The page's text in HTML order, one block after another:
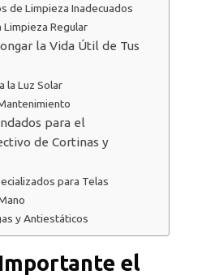
de Limpieza Inadecuados
Limpieza Regular
la Vida Útil de Tus
la Luz Solar
para el
de Cortinas y
para Telas
y Antiestáticos
el